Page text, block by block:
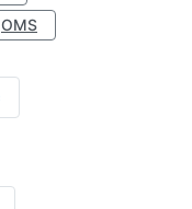
OMS